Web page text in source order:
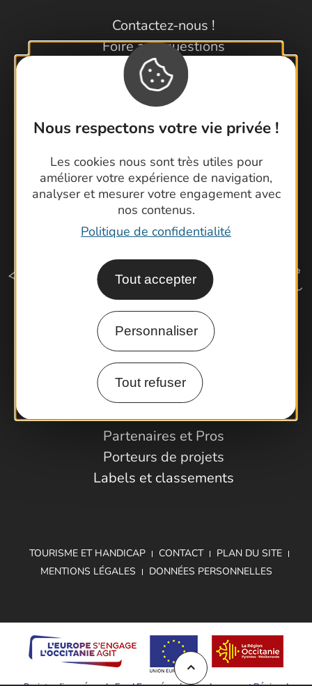
Nous respectons votre vie privée !
Les cookies nous sont très utiles pour
améliorer votre expérience de navigation,
analyser et mesurer votre engagement avec
nos contenus.
Politique de confidentialité
Tout accepter
Personnaliser
Tout refuser
Contactez-nous !
Foire aux questions
Brochures
Cartoguides et Topoguides
Latitude Gard
Comment venir ?
Espace Pro
Observatoire
Partenaires et Pros
Porteurs de projets
Labels et classements
TOURISME ET HANDICAP CONTACT
PLAN DU SITE
MENTIONS LÉGALES
DONNÉES PERSONNELLES